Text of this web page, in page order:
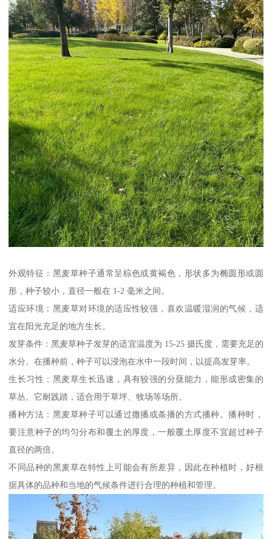
外观特征：黑麦草种子通常呈棕色或黄褐色，形状多为椭圆形或圆
形，种子较小，直径一般在 1-2 毫米之间。
适应环境：黑麦草对环境的适应性较强，喜欢温暖湿润的气候，适
宜在阳光充足的地方生长。
发芽条件：黑麦草种子发芽的适宜温度为 15-25 摄氏度，需要充足的
水分。在播种前，种子可以浸泡在水中一段时间，以提高发芽率。
生长习性：黑麦草生长迅速，具有较强的分蘖能力，能形成密集的
草丛。它耐践踏，适合用于草坪、牧场等场所。
播种方法：黑麦草种子可以通过撒播或条播的方式播种。播种时，
要注意种子的均匀分布和覆土的厚度，一般覆土厚度不宜超过种子
直径的两倍。
不同品种的黑麦草在特性上可能会有所差异，因此在种植时，好根
据具体的品种和当地的气候条件进行合理的种植和管理。